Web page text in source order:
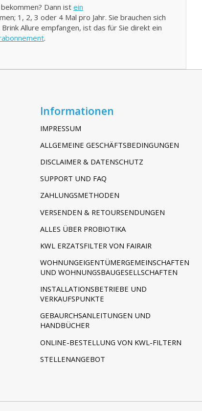
Dann ist ein
1, 2, 3 oder 4 Mal pro Jahr. Sie brauchen sich
Allure empfangen, ist das für Sie direkt ein
.
Informationen
IMPRESSUM
ALLGEMEINE GESCHÄFTSBEDINGUNGEN
DISCLAIMER & DATENSCHUTZ
SUPPORT UND FAQ
ZAHLUNGSMETHODEN
VERSENDEN & RETOURSENDUNGEN
ALLES ÜBER PROBIOTIKA
KWL ERZATSFILTER VON FAIRAIR
WOHNUNGEIGENTÜMERGEMEINSCHAFTEN
UND WOHNUNGSBAUGESELLSCHAFTEN
INSTALLATIONSBETRIEBE UND
VERKAUFSPUNKTE
GEBAURCHSANLEITUNGEN UND
HANDBÜCHER
ONLINE-BESTELLUNG VON KWL-FILTERN
STELLENANGEBOT